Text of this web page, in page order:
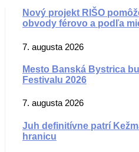
Nový projekt RIŠO
obvody férovo a podľa
7. augusta 2026
Mesto Banská Bystrica
Festivalu 2026
7. augusta 2026
Juh definitívne patrí
hranicu